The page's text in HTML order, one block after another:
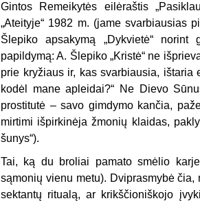
Gintos Remeikytės eilėraštis
„Ateityje“ 1982 m. (jame svarbiausias
Šlepiko apsakymą „Dykvietė“
papildymą: A. Šlepiko „Kristė“ ne
prie kryžiaus ir, kas svarbiausia, ištaria
kodėl mane apleidai?“ Ne Dievo
prostitutė – savo gimdymo kančia,
mirtimi išpirkinėja žmonių klaidas,
šunys“).
Tai, ką du broliai pamato smėlio
sąmonių vienu metu). Dviprasmybė
sektantų ritualą, ar krikščioniškojo